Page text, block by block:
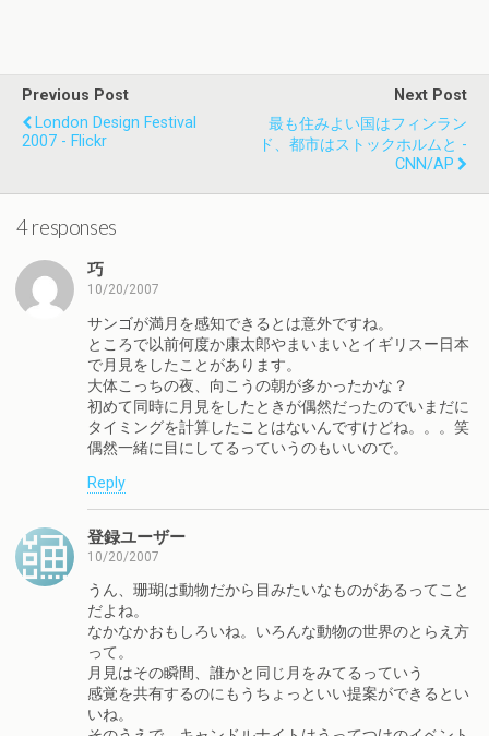
Previous Post
London Design Festival
2007 - Flickr
Next Post
最も住みよい国はフィンラン
ド、都市はストックホルムと -
CNN/AP
4 responses
巧
10/20/2007
サンゴが満月を感知できるとは意外ですね。
ところで以前何度か康太郎やまいまいとイギリスー日本
で月見をしたことがあります。
大体こっちの夜、向こうの朝が多かったかな？
初めて同時に月見をしたときが偶然だったのでいまだに
タイミングを計算したことはないんですけどね。。。笑
偶然一緒に目にしてるっていうのもいいので。
Reply
登録ユーザー
10/20/2007
うん、珊瑚は動物だから目みたいなものがあるってこと
だよね。
なかなかおもしろいね。いろんな動物の世界のとらえ方
って。
月見はその瞬間、誰かと同じ月をみてるっていう
感覚を共有するのにもうちょっといい提案ができるとい
いね。